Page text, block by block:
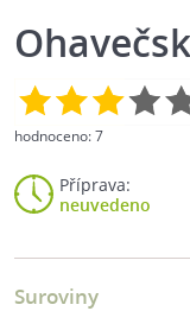
hodnoceno:7
Příprava:
neuvedeno
Suroviny